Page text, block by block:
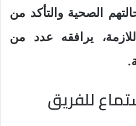
الصحية والتأكد من
يرافقه عدد من
للفريق